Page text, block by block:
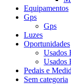
Equipamentos
Gps
Gps
Luzes
Oportunidades
Usados
Usados
Pedais e
Sem categoria